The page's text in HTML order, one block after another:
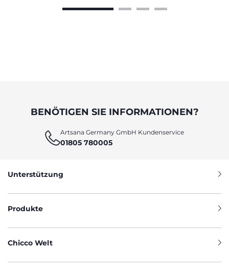
BENÖTIGEN SIE INFORMATIONEN?
Artsana Germany GmbH Kundenservice
01805 780005
Unterstützung
Produkte
Chicco Welt